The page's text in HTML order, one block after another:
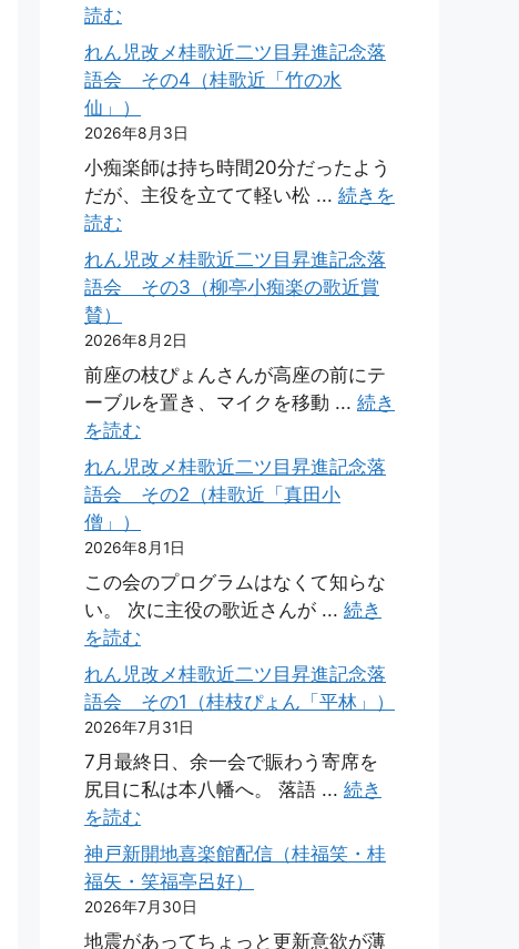
読む
れん児改メ桂歌近二ツ目昇進記念落
語会 その4（桂歌近「竹の水
仙」）
2026年8月3日
小痴楽師は持ち時間20分だったよう
だが、主役を立てて軽い松 ... 続きを
読む
れん児改メ桂歌近二ツ目昇進記念落
語会 その3（柳亭小痴楽の歌近賞
賛）
2026年8月2日
前座の枝ぴょんさんが高座の前にテ
ーブルを置き、マイクを移動 ... 続き
を読む
れん児改メ桂歌近二ツ目昇進記念落
語会 その2（桂歌近「真田小
僧」）
2026年8月1日
この会のプログラムはなくて知らな
い。 次に主役の歌近さんが ... 続き
を読む
れん児改メ桂歌近二ツ目昇進記念落
語会 その1（桂枝ぴょん「平林」）
2026年7月31日
7月最終日、余一会で賑わう寄席を
尻目に私は本八幡へ。 落語 ... 続き
を読む
神戸新開地喜楽館配信（桂福笑・桂
福矢・笑福亭呂好）
2026年7月30日
地震があってちょっと更新意欲が薄